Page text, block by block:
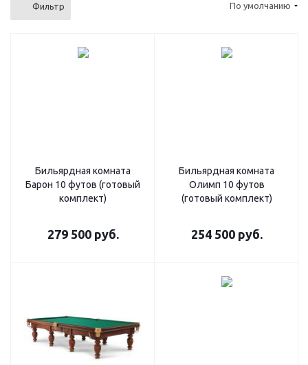
Фильтр По умолчанию
Бильярдная комната
Барон 10 футов (готовый
комплект)
279 500руб.
Бильярдная комната
Олимп 10 футов
(готовый комплект)
254 500руб.